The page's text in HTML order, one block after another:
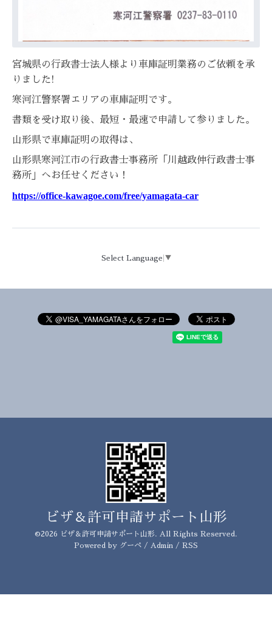
宮城県の行政書士法人様より車庫証明業務のご依頼を承
りました!
寒河江警察署エリアの車庫証明です。
書類を受け取り後、最短・最速で申請して参りました。
山形県で車庫証明の取得は、
山形県寒河江市の行政書士事務所「川越政伸行政書士事
務所」へお任せください！
https://office-kawagoe.com/free/yamagata-car
Select Language ▼
ビザ＆許可申請サポート山形
©2026 ビザ＆許可申請サポート山形. All Rights Reserved.
Powered by グーペ / Admin / RSS